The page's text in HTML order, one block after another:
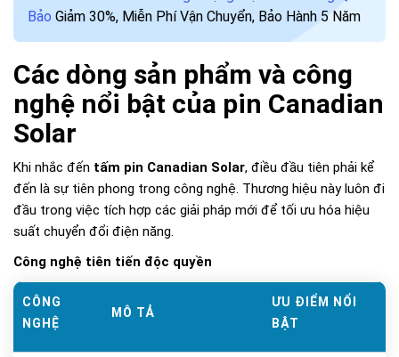
Bảo Giảm 30%, Miễn Phí Vận Chuyển, Bảo Hành 5 Năm
Các dòng sản phẩm và công
nghệ nổi bật của pin Canadian
Solar
Khi nhắc đến tấm pin Canadian Solar, điều đầu tiên phải kể
đến là sự tiên phong trong công nghệ. Thương hiệu này luôn đi
đầu trong việc tích hợp các giải pháp mới để tối ưu hóa hiệu
suất chuyển đổi điện năng.
Công nghệ tiên tiến độc quyền
CÔNG
NGHỆ
MÔ TẢ
ƯU ĐIỂM NỔI
BẬT